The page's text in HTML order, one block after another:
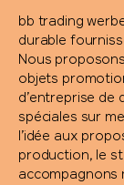
bb trading
durable
Nous
objets
d’entreprise de
spéciales sur
l’idée aux
production, le
accompagnons